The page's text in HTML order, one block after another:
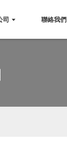
司 聯絡我們